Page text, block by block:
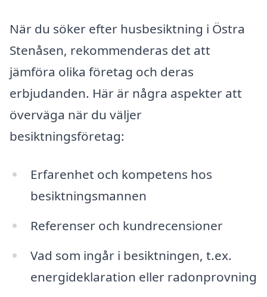
När du söker efter husbesiktning i Östra
Stenåsen, rekommenderas det att
jämföra olika företag och deras
erbjudanden. Här är några aspekter att
överväga när du väljer
besiktningsföretag:
Erfarenhet och kompetens hos
besiktningsmannen
Referenser och kundrecensioner
Vad som ingår i besiktningen, t.ex.
energideklaration eller radonprovning